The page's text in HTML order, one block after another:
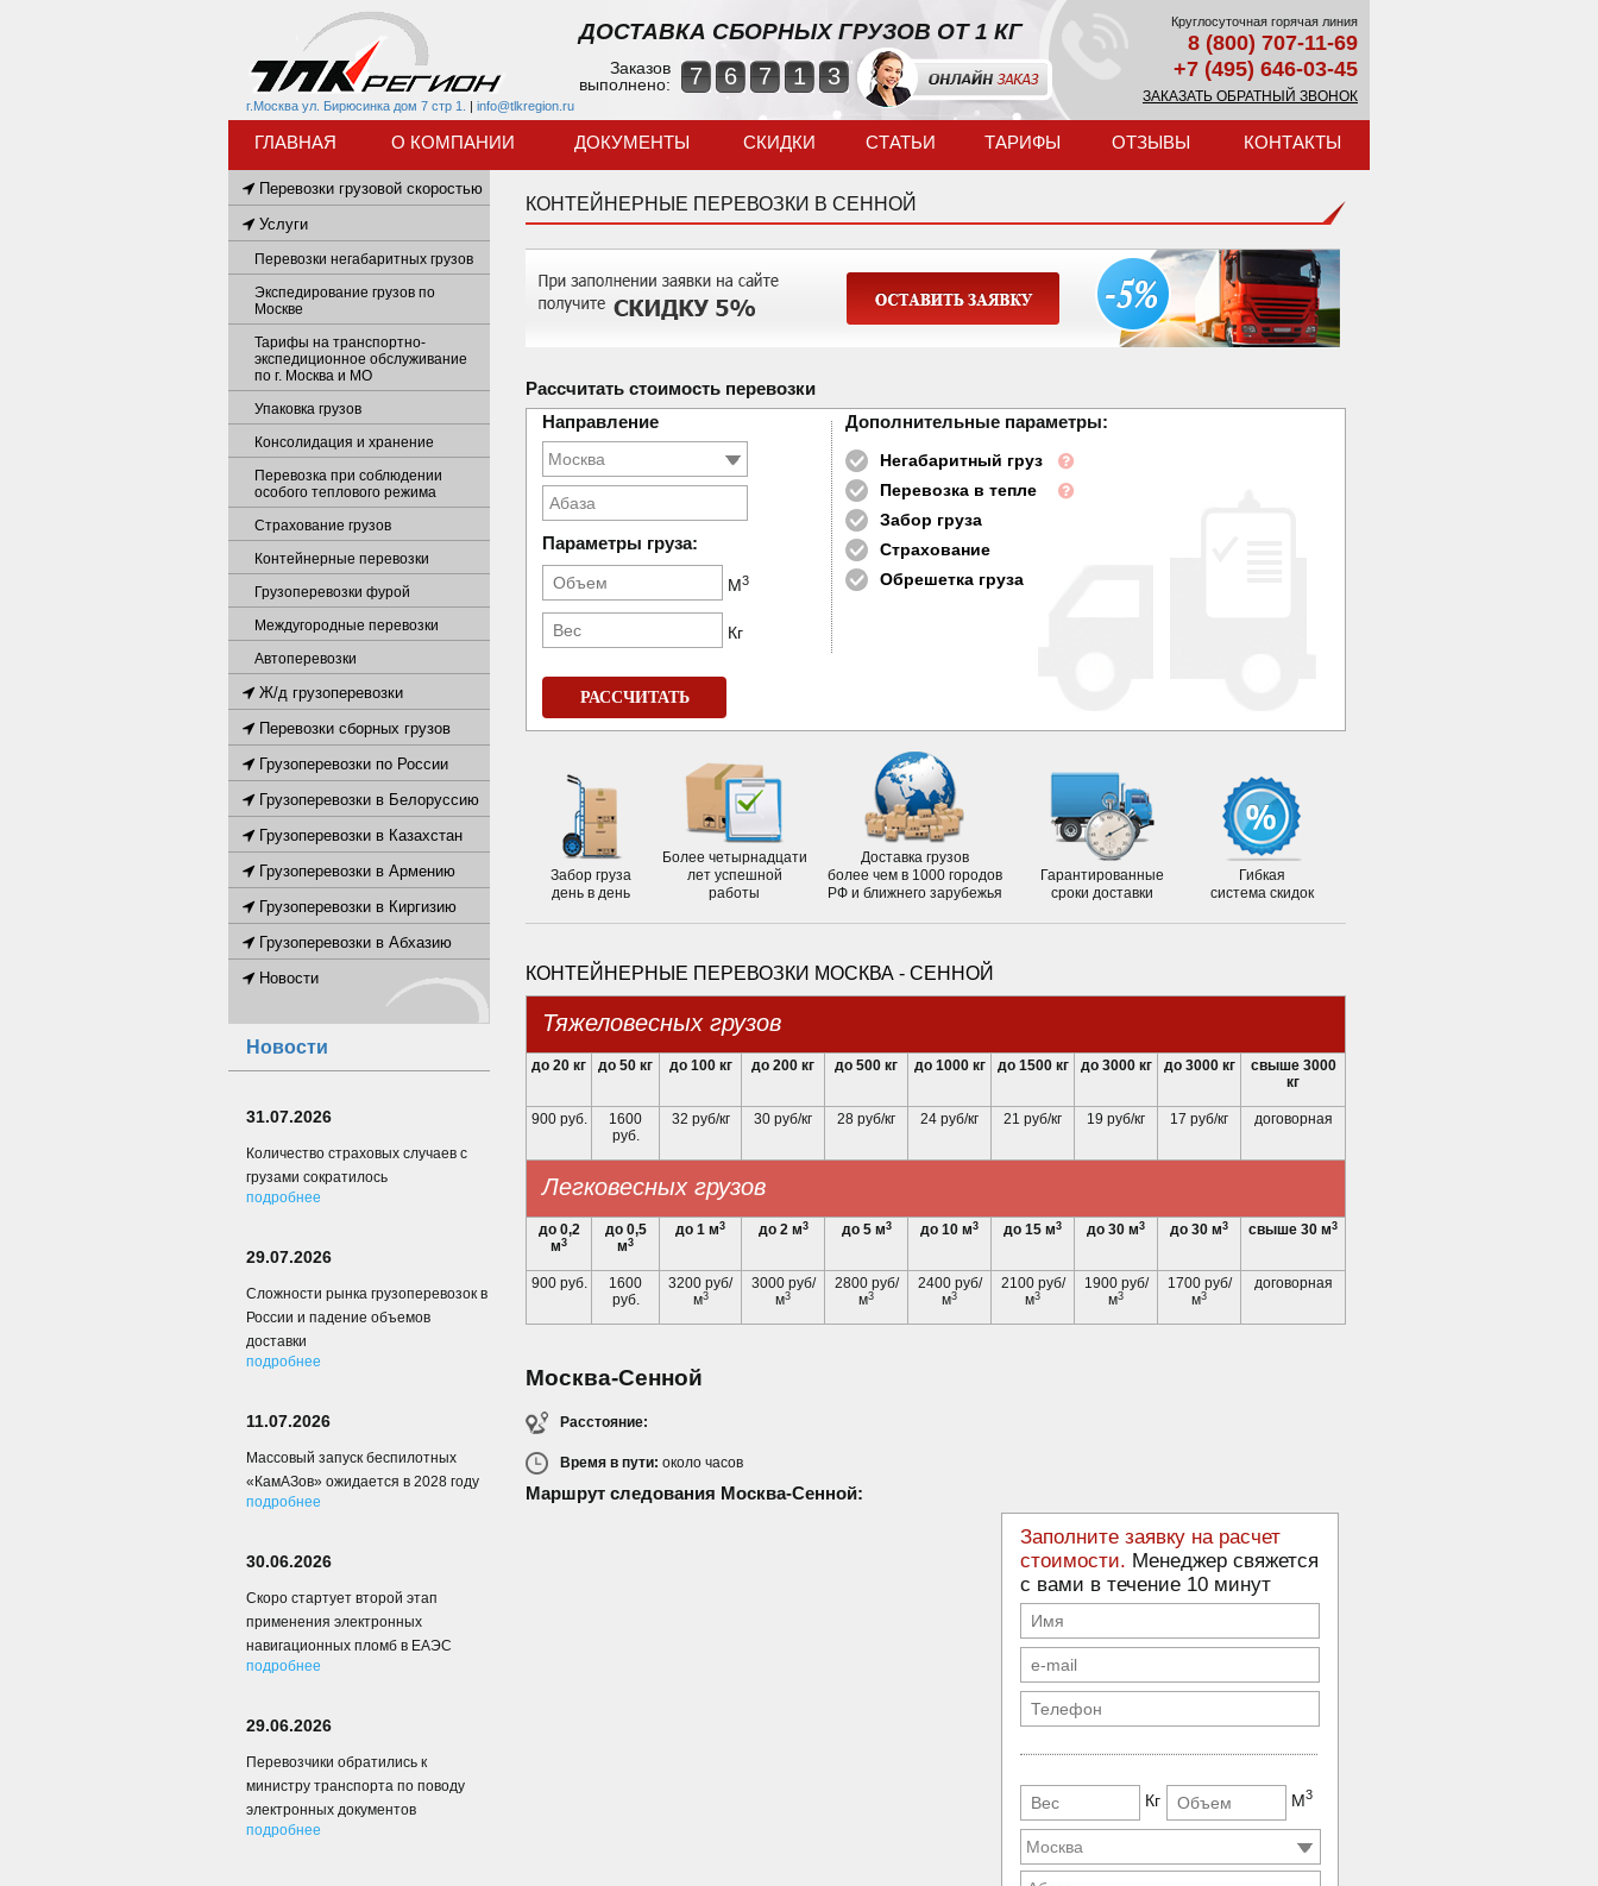
г.Москва ул. Бирюсинка дом 7 стр 1. | info@tlkregion.ru
ДОСТАВКА СБОРНЫХ ГРУЗОВ ОТ 1 КГ
Заказов
выполнено:
7 6 7 1 3
Круглосуточная горячая линия
8 (800) 707-11-69
+7 (495) 646-03-45
ЗАКАЗАТЬ ОБРАТНЫЙ ЗВОНОК
ГЛАВНАЯ О КОМПАНИИ ДОКУМЕНТЫ СКИДКИ СТАТЬИ ТАРИФЫ ОТЗЫВЫ КОНТАКТЫ
КОНТЕЙНЕРНЫЕ ПЕРЕВОЗКИ В СЕННОЙ
Рассчитать стоимость перевозки
Направление
Абаза
Параметры груза:
М3
Кг
Дополнительные параметры:
Негабаритный груз
Перевозка в тепле
Забор груза
Страхование
Обрешетка груза
РАССЧИТАТЬ
Забор груза
день в день
Более четырнадцати
лет успешной
работы
Доставка грузов
более чем в 1000 городов
РФ и ближнего зарубежья
Гарантированные
сроки доставки
Гибкая
система скидок
КОНТЕЙНЕРНЫЕ ПЕРЕВОЗКИ МОСКВА - СЕННОЙ
Тяжеловесных грузов
до 20 кг до 50 кг до 100 кг до 200 кг до 500 кг до 1000 кг до 1500 кг до 3000 кг до 3000 кг
свыше 3000
кг
900 руб.
1600
руб.
32 руб/кг 30 руб/кг 28 руб/кг 24 руб/кг 21 руб/кг 19 руб/кг 17 руб/кг договорная
Легковесных грузов
до 0,2
м3
до 0,5
м3
до 1 м3 до 2 м3 до 5 м3 до 10 м3 до 15 м3 до 30 м3 до 30 м3 свыше 30 м3
900 руб.
1600
руб.
3200 руб/
м3
3000 руб/
м3
2800 руб/
м3
2400 руб/
м3
2100 руб/
м3
1900 руб/
м3
1700 руб/
м3
договорная
Москва-Сенной
Расстояние:
Время в пути: около часов
Маршрут следования Москва-Сенной:
Заполните заявку на расчет
стоимости. Менеджер свяжется
с вами в течение 10 минут
Кг М3
Перевозки грузовой скоростью
Услуги
Перевозки негабаритных грузов
Экспедирование грузов по
Москве
Тарифы на транспортно-
экспедиционное обслуживание
по г. Москва и МО
Упаковка грузов
Консолидация и хранение
Перевозка при соблюдении
особого теплового режима
Страхование грузов
Контейнерные перевозки
Грузоперевозки фурой
Междугородные перевозки
Автоперевозки
Ж/д грузоперевозки
Перевозки сборных грузов
Грузоперевозки по России
Грузоперевозки в Белоруссию
Грузоперевозки в Казахстан
Грузоперевозки в Армению
Грузоперевозки в Киргизию
Грузоперевозки в Абхазию
Новости
Новости
31.07.2026
Количество страховых случаев с
грузами сократилось
подробнее
29.07.2026
Сложности рынка грузоперевозок в
России и падение объемов
доставки
подробнее
11.07.2026
Массовый запуск беспилотных
«КамАЗов» ожидается в 2028 году
подробнее
30.06.2026
Скоро стартует второй этап
применения электронных
навигационных пломб в ЕАЭС
подробнее
29.06.2026
Перевозчики обратились к
министру транспорта по поводу
электронных документов
подробнее